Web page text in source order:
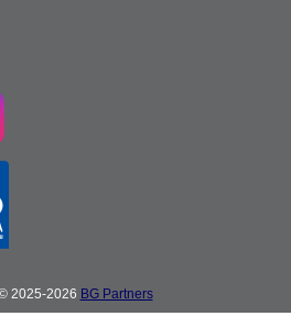
2025-2026 BG Partners